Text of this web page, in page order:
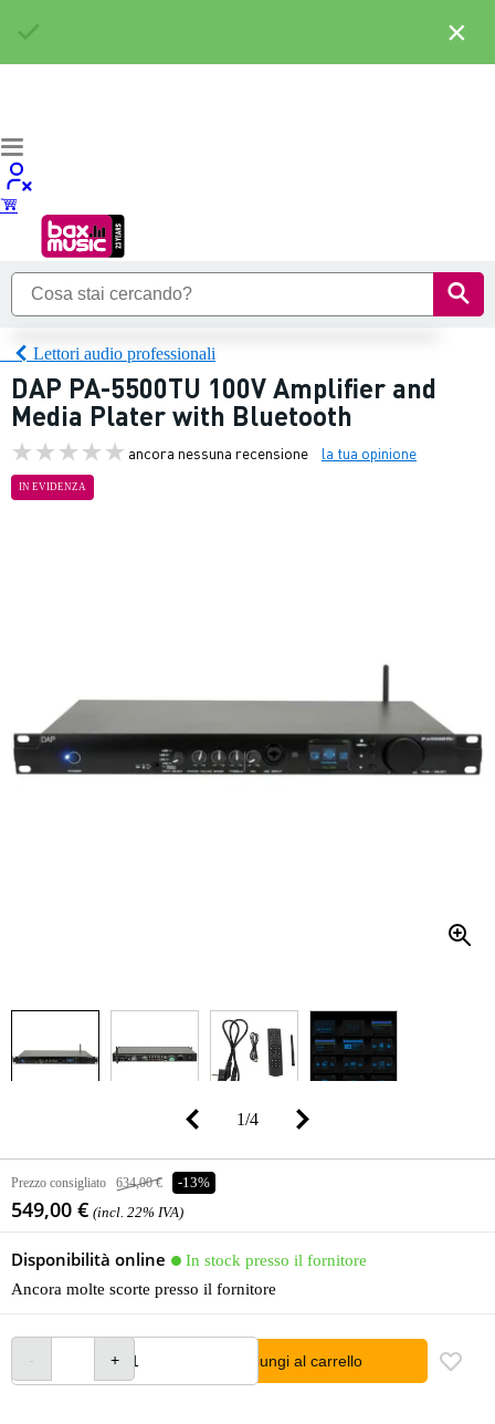
Lettori audio professionali
DAP PA-5500TU 100V Amplifier and
Media Plater with Bluetooth
ancora nessuna recensione la tua opinione
IN EVIDENZA
1/4
Prezzo consigliato 634,00 € -13%
549,00 € (incl. 22% IVA)
Disponibilità online
In stock presso il fornitore
Ancora molte scorte presso il fornitore
Aggiungi al carrello
×